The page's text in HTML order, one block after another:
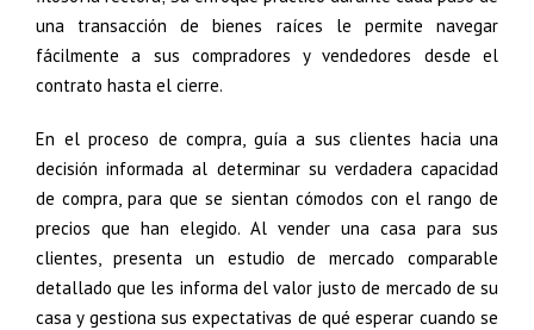
una transacción de bienes raíces le permite navegar
fácilmente a sus compradores y vendedores desde el
contrato hasta el cierre.
En el proceso de compra, guía a sus clientes hacia una
decisión informada al determinar su verdadera capacidad
de compra, para que se sientan cómodos con el rango de
precios que han elegido. Al vender una casa para sus
clientes, presenta un estudio de mercado comparable
detallado que les informa del valor justo de mercado de su
casa y gestiona sus expectativas de qué esperar cuando se